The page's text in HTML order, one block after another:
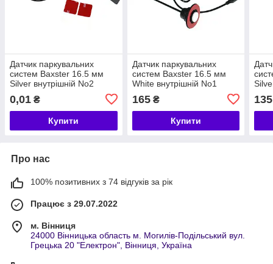
Датчик паркувальних
систем Baxster 16.5 мм
Silver внутрішній No2
0,01 ₴
Купити
Датчик паркувальних
систем Baxster 16.5 мм
White внутрішній No1
165₴
Купити
135
Про нас
100% позитивних з 74 відгуків за рік
Працює з 29.07.2022
м. Вінниця
24000 Вінницька область м. Могилів-Подільський вул.
Грецька 20 "Електрон", Вінниця, Україна